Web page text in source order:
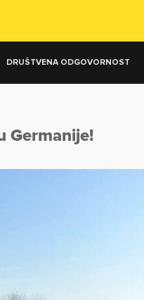
DRUŠTVENA ODGOVORNOST
Germanije!